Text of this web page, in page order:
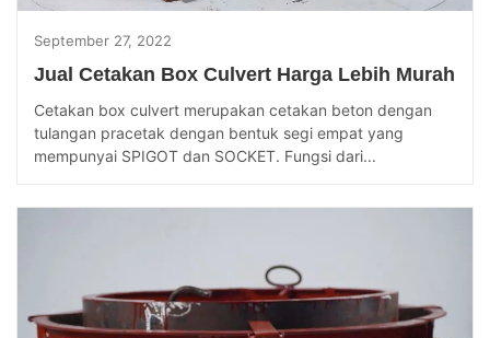
September 27, 2022
Jual Cetakan Box Culvert Harga Lebih Murah
Cetakan box culvert merupakan cetakan beton dengan
tulangan pracetak dengan bentuk segi empat yang
mempunyai SPIGOT dan SOCKET. Fungsi dari...